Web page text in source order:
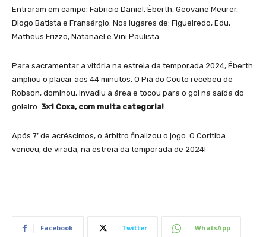
Entraram em campo: Fabrício Daniel, Éberth, Geovane Meurer,
Diogo Batista e Fransérgio. Nos lugares de: Figueiredo, Edu,
Matheus Frizzo, Natanael e Vini Paulista.
Para sacramentar a vitória na estreia da temporada 2024, Éberth
ampliou o placar aos 44 minutos. O Piá do Couto recebeu de
Robson, dominou, invadiu a área e tocou para o gol na saída do
goleiro. 3×1 Coxa, com muita categoria!
Após 7’ de acréscimos, o árbitro finalizou o jogo. O Coritiba
venceu, de virada, na estreia da temporada de 2024!
Facebook Twitter WhatsApp